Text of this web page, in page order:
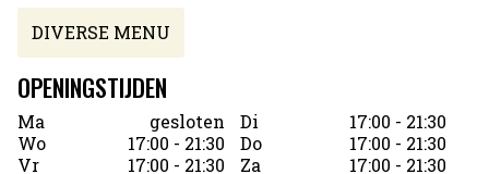
DIVERSE MENU
OPENINGSTIJDEN
Ma gesloten Di
17:00 - 21:30
Wo
17:00 - 21:30 Do
17:00 - 21:30
Vr
17:00 - 21:30 Za 17:00 - 21:30